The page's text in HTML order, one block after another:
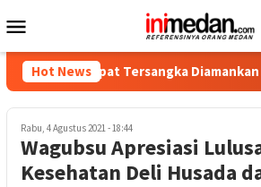
ke
Mobile
Hot News
Empat Tersangka Diamankan
Rabu, 4 Agustus 2021 - 18:44
Wagubsu Apresiasi
Kesehatan Deli Husada